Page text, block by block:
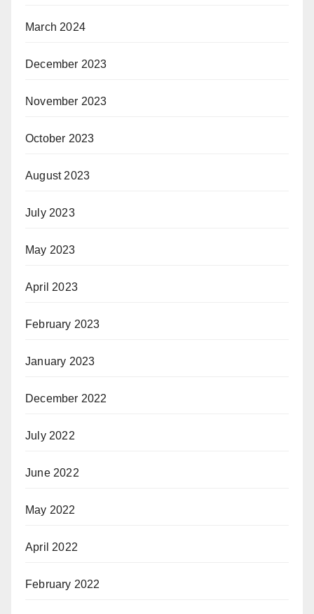
March 2024
December 2023
November 2023
October 2023
August 2023
July 2023
May 2023
April 2023
February 2023
January 2023
December 2022
July 2022
June 2022
May 2022
April 2022
February 2022